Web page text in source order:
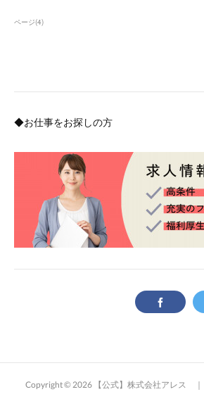
ページ(4)
◆お仕事をお探しの方
Copyright © 2026 【公式】株式会社アレス